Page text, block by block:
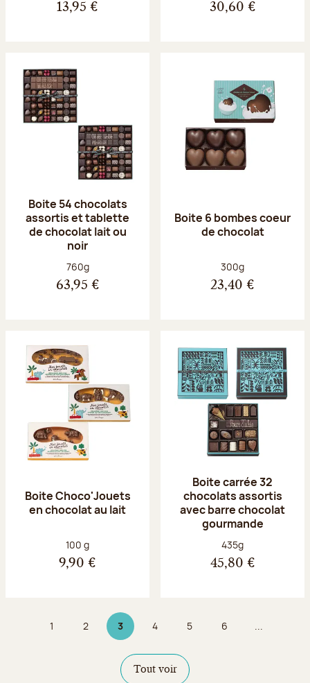
13,95 € 30,60 €
Boite 54 chocolats
assortis et tablette
de chocolat lait ou
noir
Poids net :
760g
63,95 €
Boite 6 bombes coeur
de chocolat
Poids net :
300g
23,40 €
Boite Choco'Jouets
en chocolat au lait
Poids net :
100 g
9,90 €
Boite carrée 32
chocolats assortis
avec barre chocolat
gourmande
Poids net :
435g
45,80 €
Page
1 Page
2 3Page 3 sur 9
Page
4 Page
5 Page
6 ...
Tout voir